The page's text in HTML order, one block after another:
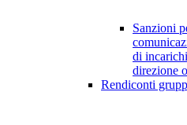
Sanzioni
di
direzione
Rendiconti